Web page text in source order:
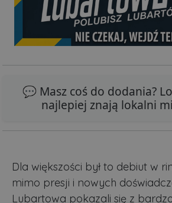
💬 Masz coś do dodania?
najlepiej znają lokalni
Dla większości był to debiut w
mimo presji i nowych
Lubartowa pokazali się z